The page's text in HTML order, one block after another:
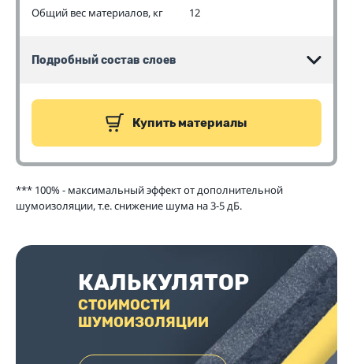
Общий вес материалов, кг
12
Подробный состав слоев
Купить материалы
*** 100% - максимальный эффект от дополнительной
шумоизоляции, т.е. снижение шума на 3-5 дБ.
КАЛЬКУЛЯТОР
СТОИМОСТИ
ШУМОИЗОЛЯЦИИ